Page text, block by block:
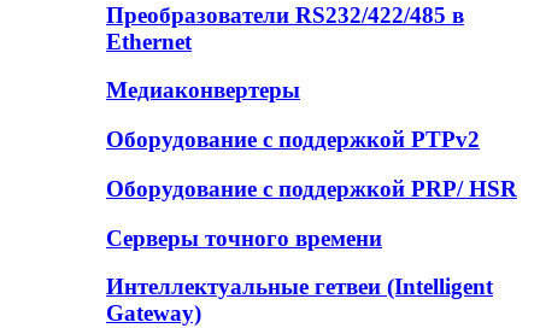
Преобразователи RS232/422/485 в
Ethernet
Медиаконвертеры
Оборудование с поддержкой PTPv2
Оборудование с поддержкой PRP/ HSR
Серверы точного времени
Интеллектуальные гетвеи (Intelligent
Gateway)